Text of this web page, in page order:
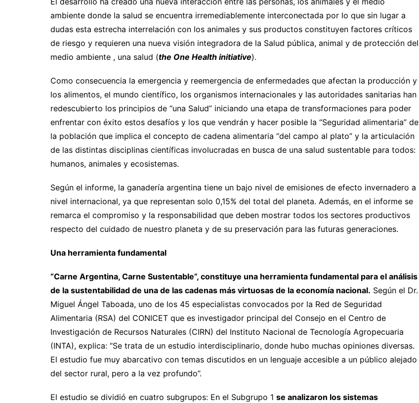
ambiente donde la salud se encuentra irremediablemente interconectada por lo que sin lugar a
dudas esta estrecha interrelación con los animales y sus productos constituyen factores críticos
de riesgo y requieren una nueva visión integradora de la Salud pública, animal y de protección del
medio ambiente , una salud (the One Health initiative).
Como consecuencia la emergencia y reemergencia de enfermedades que afectan la producción y
los alimentos, el mundo científico, los organismos internacionales y las autoridades sanitarias han
redescubierto los principios de “una Salud” iniciando una etapa de transformaciones para poder
enfrentar con éxito estos desafíos y los que vendrán y hacer posible la “Seguridad alimentaria” de
la población que implica el concepto de cadena alimentaria “del campo al plato” y la articulación
de las distintas disciplinas científicas involucradas en busca de una salud sustentable para todos:
humanos, animales y ecosistemas.
Según el informe, la ganadería argentina tiene un bajo nivel de emisiones de efecto invernadero a
nivel internacional, ya que representan solo 0,15% del total del planeta. Además, en el informe se
remarca el compromiso y la responsabilidad que deben mostrar todos los sectores productivos
respecto del cuidado de nuestro planeta y de su preservación para las futuras generaciones.
Una herramienta fundamental
“Carne Argentina, Carne Sustentable”, constituye una herramienta fundamental para el análisis
de la sustentabilidad de una de las cadenas más virtuosas de la economía nacional. Según el Dr.
Miguel Ángel Taboada, uno de los 45 especialistas convocados por la Red de Seguridad
Alimentaria (RSA) del CONICET que es investigador principal del Consejo en el Centro de
Investigación de Recursos Naturales (CIRN) del Instituto Nacional de Tecnología Agropecuaria
(INTA), explica: “Se trata de un estudio interdisciplinario, donde hubo muchas opiniones diversas.
El estudio fue muy abarcativo con temas discutidos en un lenguaje accesible a un público alejado
del sector rural, pero a la vez profundo”.
El estudio se dividió en cuatro subgrupos: En el Subgrupo 1 se analizaron los sistemas